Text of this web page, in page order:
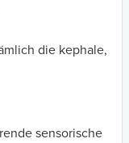
die kephale,
sensorische